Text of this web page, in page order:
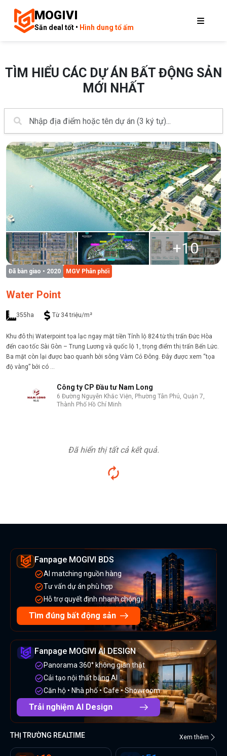
MOGIVI
Săn deal tốt • Hình dung tổ ấm
TÌM HIỂU CÁC DỰ ÁN BẤT ĐỘNG SẢN
MỚI NHẤT
+10
Đã bàn giao • 2020 MGV Phân phối
Water Point
355ha Từ 34 triệu/m²
Khu đô thị Waterpoint tọa lạc ngay mặt tiền Tỉnh lộ 824 từ thị trấn Đức Hòa
đến cao tốc Sài Gòn – Trung Lương và quốc lộ 1, trọng điểm thị trấn Bến Lức.
Ba mặt còn lại được bao quanh bởi sông Vàm Cỏ Đông. Đây được xem “tọa
độ vàng” bởi có ...
Công ty CP Đầu tư Nam Long
6 Đường Nguyễn Khắc Viện, Phường Tân Phú, Quận 7,
Thành Phố Hồ Chí Minh
Đã hiển thị tất cả kết quả.
Fanpage MOGIVI BDS
AI matching nguồn hàng
Tư vấn dự án phù hợp
Hỗ trợ quyết định nhanh chóng
Tìm đúng bất động sản
Fanpage MOGIVI AI DESIGN
Panorama 360° không gian thật
Cải tạo nội thất bằng AI
Căn hộ • Nhà phố • Cafe • Showroom
Trải nghiệm AI Design
THỊ TRƯỜNG REALTIME Xem thêm